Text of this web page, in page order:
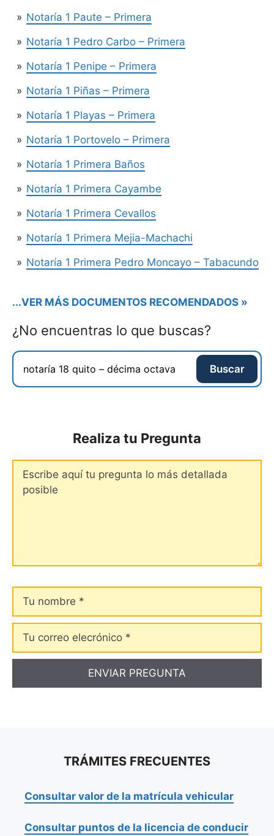
Notaría 1 Paute – Primera
Notaría 1 Pedro Carbo – Primera
Notaría 1 Penipe – Primera
Notaría 1 Piñas – Primera
Notaría 1 Playas – Primera
Notaría 1 Portovelo – Primera
Notaría 1 Primera Baños
Notaría 1 Primera Cayambe
Notaría 1 Primera Cevallos
Notaría 1 Primera Mejia-Machachi
Notaría 1 Primera Pedro Moncayo – Tabacundo
...VER MÁS DOCUMENTOS RECOMENDADOS »
¿No encuentras lo que buscas?
Buscar
Realiza tu Pregunta
nombre
Tu
correo
elecrónico
TRÁMITES FRECUENTES
Consultar valor de la matrícula vehicular
Consultar puntos de la licencia de conducir